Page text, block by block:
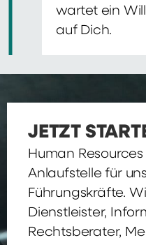
wartet ein
auf Dich.
JETZT
Human
Anlaufstelle für
Führungskräfte.
Dienstleister,
Rechtsberater,